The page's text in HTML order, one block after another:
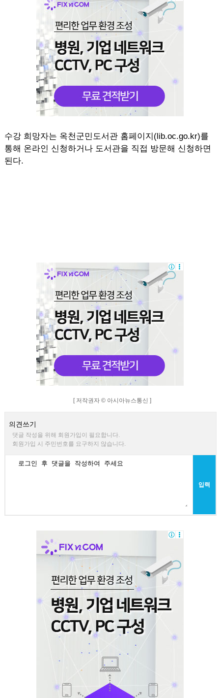
수강 희망자는 옥천군민도서관 홈페이지(lib.oc.go.kr)를
통해 온라인 신청하거나 도서관을 직접 방문해 신청하면
된다.
[ 저작권자 © 아시아뉴스통신 ]
의견쓰기
댓글 작성을 위해 회원가입이 필요합니다.
회원가입 시 주민번호를 요구하지 않습니다.
입력